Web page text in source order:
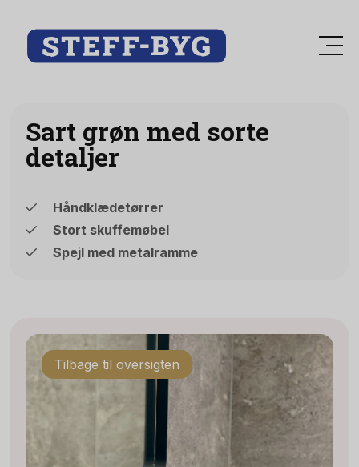
Tilbage til oversigten
Sart grøn med sorte
detaljer
Håndklædetørrer
Stort skuffemøbel
Spejl med metalramme